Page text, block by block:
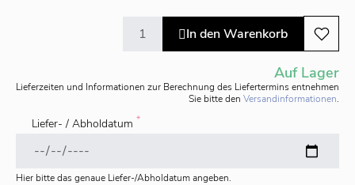
In den Warenkorb
Auf Lager
Lieferzeiten und Informationen zur Berechnung des Liefertermins entnehmen
Sie bitte den Versandinformationen.
Liefer- / Abholdatum *
Hier bitte das genaue Liefer-/Abholdatum angeben.